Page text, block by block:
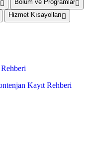
Bölüm ve Programlar
Hizmet Kısayolları
Kayıt Rehberi